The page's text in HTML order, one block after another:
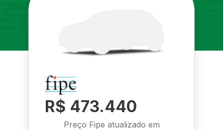
R$ 473.440
Preço Fipe atualizado em